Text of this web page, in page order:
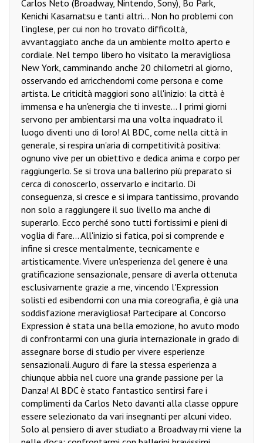
Carlos Neto (Broadway, Nintendo, Sony), Bo Park,
Kenichi Kasamatsu e tanti altri... Non ho problemi con
l'inglese, per cui non ho trovato difficoltà,
avvantaggiato anche da un ambiente molto aperto e
cordiale. Nel tempo libero ho visitato la meravigliosa
New York, camminando anche 20 chilometri al giorno,
osservando ed arricchendomi come persona e come
artista. Le criticità maggiori sono all'inizio: la città è
immensa e ha un'energia che ti investe... I primi giorni
servono per ambientarsi ma una volta inquadrato il
luogo diventi uno di loro! Al BDC, come nella città in
generale, si respira un'aria di competitività positiva:
ognuno vive per un obiettivo e dedica anima e corpo per
raggiungerlo. Se si trova una ballerino più preparato si
cerca di conoscerlo, osservarlo e incitarlo. Di
conseguenza, si cresce e si impara tantissimo, provando
non solo a raggiungere il suo livello ma anche di
superarlo. Ecco perché sono tutti fortissimi e pieni di
voglia di fare... All'inizio si fatica, poi si comprende e
infine si cresce mentalmente, tecnicamente e
artisticamente. Vivere un'esperienza del genere è una
gratificazione sensazionale, pensare di averla ottenuta
esclusivamente grazie a me, vincendo l'Expression
solisti ed esibendomi con una mia coreografia, è già una
soddisfazione meravigliosa! Partecipare al Concorso
Expression è stata una bella emozione, ho avuto modo
di confrontarmi con una giuria internazionale in grado di
assegnare borse di studio per vivere esperienze
sensazionali. Auguro di fare la stessa esperienza a
chiunque abbia nel cuore una grande passione per la
Danza! Al BDC è stato fantastico sentirsi fare i
complimenti da Carlos Neto davanti alla classe oppure
essere selezionato da vari insegnanti per alcuni video.
Solo al pensiero di aver studiato a Broadway mi viene la